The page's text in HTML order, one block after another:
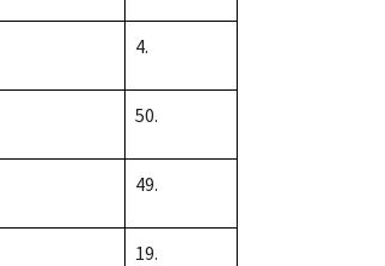
4.
50.
49.
19.